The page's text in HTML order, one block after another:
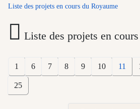
Liste des projets en cours du Royaume
Liste des projets en
1 6 7 8 9 10 11
25